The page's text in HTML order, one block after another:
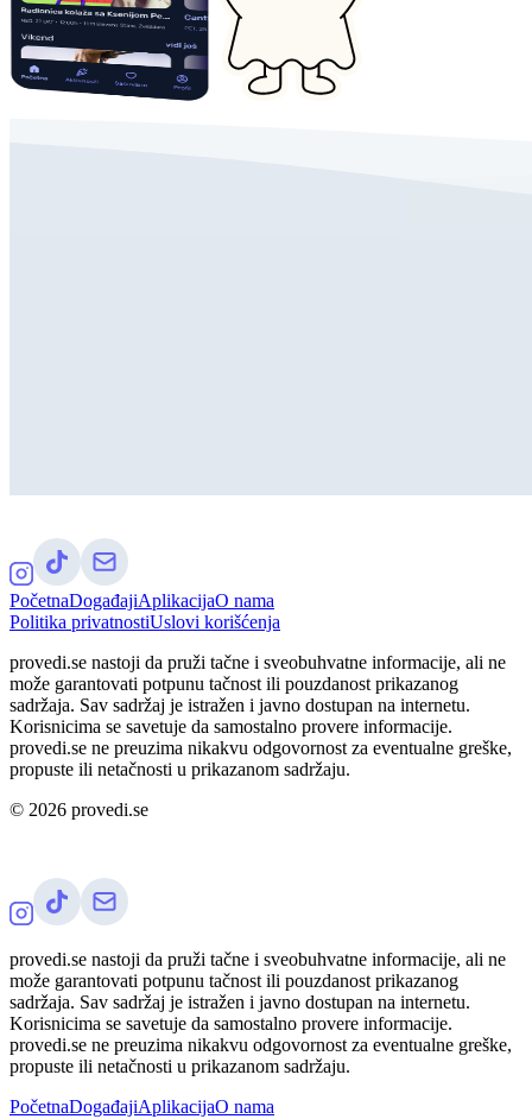
PočetnaDogađajiAplikacijaO nama
Politika privatnostiUslovi korišćenja
provedi.se nastoji da pruži tačne i sveobuhvatne informacije, ali ne
može garantovati potpunu tačnost ili pouzdanost prikazanog
sadržaja. Sav sadržaj je istražen i javno dostupan na internetu.
Korisnicima se savetuje da samostalno provere informacije.
provedi.se ne preuzima nikakvu odgovornost za eventualne greške,
propuste ili netačnosti u prikazanom sadržaju.
© 2026 provedi.se
provedi.se nastoji da pruži tačne i sveobuhvatne informacije, ali ne
može garantovati potpunu tačnost ili pouzdanost prikazanog
sadržaja. Sav sadržaj je istražen i javno dostupan na internetu.
Korisnicima se savetuje da samostalno provere informacije.
provedi.se ne preuzima nikakvu odgovornost za eventualne greške,
propuste ili netačnosti u prikazanom sadržaju.
PočetnaDogađajiAplikacijaO nama